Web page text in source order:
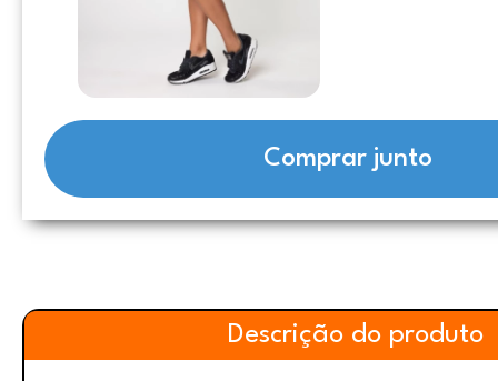
Comprar junto
Descrição do produto